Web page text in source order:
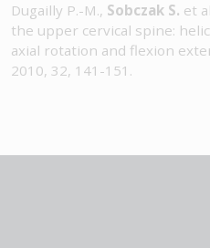
Dugailly P.-M., Sobczak S. et
the upper cervical spine:
axial rotation and flexion
2010, 32, 141-151.